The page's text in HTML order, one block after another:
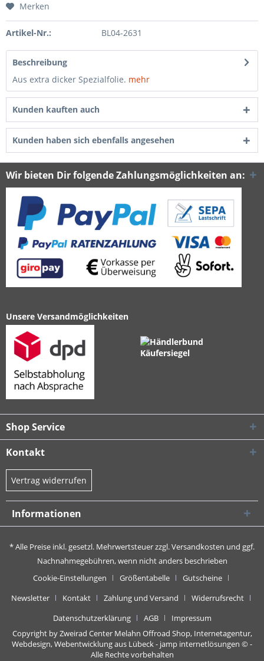
Merken
Artikel-Nr.: BL04-2631
Beschreibung
Aus extra dicker Spezialfolie. mehr
Kunden kauften auch
Kunden haben sich ebenfalls angesehen
Wir bieten Dir folgende Zahlungsmöglichkeiten an:
Unsere Versandmöglichkeiten
Shop Service
Kontakt
Vertrag widerrufen
Informationen
* Alle Preise inkl. gesetzl. Mehrwertsteuer zzgl.Versandkosten und ggf.
Nachnahmegebühren, wenn nicht anders beschrieben
Cookie-Einstellungen
Größentabelle
Gutscheine
Newsletter
Kontakt Zahlung und Versand
Widerrufsrecht
Datenschutzerklärung
AGB
Impressum
Copyright by Zweirad Center Melahn Offroad Shop, Internetagentur,
Webdesign, Webentwicklung aus Lübeck - jamp internetlösungen © -
Alle Rechte vorbehalten